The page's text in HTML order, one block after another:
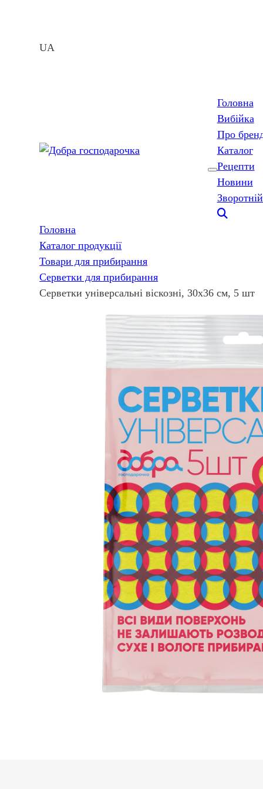
UA
Головна
Вибійка
Про
Каталог
Рецепти
Новини
Головна
Каталог продукції
Товари для прибирання
Серветки для прибирання
Серветки універсальні віскозні, 30х36 см, 5 шт